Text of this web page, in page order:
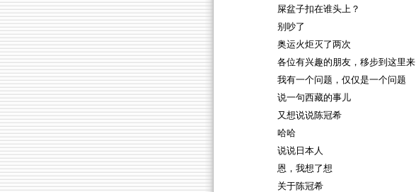
屎盆子扣在谁头上？
别吵了
奥运火炬灭了两次
各位有兴趣的朋友，移步到这里来
我有一个问题，仅仅是一个问题
说一句西藏的事儿
又想说说陈冠希
哈哈
说说日本人
恩，我想了想
关于陈冠希